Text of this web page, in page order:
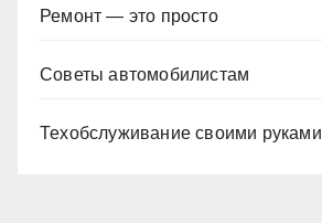
Ремонт — это просто
Советы автомобилистам
Техобслуживание своими руками